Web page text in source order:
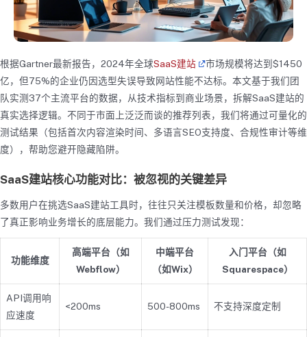
根据Gartner最新报告，2024年全球SaaS建站
市场规模将达到$1450
亿，但75%的企业仍因选型失误导致网站性能不达标。本文基于我们团
队实测37个主流平台的数据，从技术指标到商业场景，拆解SaaS建站的
真实选择逻辑。不同于市面上泛泛而谈的推荐列表，我们将通过可量化的
测试结果（包括首次内容渲染时间、多语言SEO支持度、合规性审计等维
度），帮助您避开隐藏陷阱。
SaaS建站核心功能对比：被忽视的关键差异
多数用户在挑选SaaS建站工具时，往往只关注模板数量和价格，却忽略
了真正影响业务增长的底层能力。我们通过压力测试发现：
功能维度
高端平台（如
Webflow）
中端平台
（如Wix）
入门平台（如
Squarespace）
API调用响
应速度
<200ms 500-800ms 不支持深度定制